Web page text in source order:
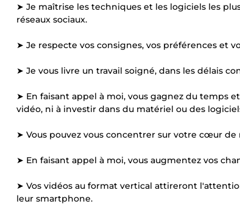
➤ Je maîtrise les techniques et les logiciels les
réseaux sociaux.
➤ Je respecte vos consignes, vos préférences et
➤ Je vous livre un travail soigné, dans les délais
➤ En faisant appel à moi, vous gagnez du temps
vidéo, ni à investir dans du matériel ou des
➤ Vous pouvez vous concentrer sur votre cœur
➤ En faisant appel à moi, vous augmentez vos
➤ Vos vidéos au format vertical attireront
leur smartphone.